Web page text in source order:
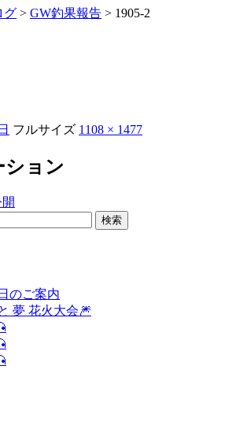
グ > GW釣果報告 > 1905-2
フルサイズ 1108 × 1477
ション
検索
のご案内
夢 花火大会🎆